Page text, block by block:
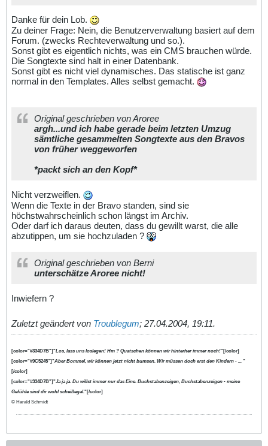
Danke für dein Lob.
Zu deiner Frage: Nein, die Benutzerverwaltung basiert auf dem
Forum. (zwecks Rechteverwaltung und so.).
Sonst gibt es eigentlich nichts, was ein CMS brauchen würde.
Die Songtexte sind halt in einer Datenbank.
Sonst gibt es nicht viel dynamisches. Das statische ist ganz
normal in den Templates. Alles selbst gemacht.
Original geschrieben von Aroree
argh...und ich habe gerade beim letzten Umzug
sämtliche gesammelten Songtexte aus den Bravos
von früher weggeworfen
*packt sich an den Kopf*
Nicht verzweiflen.
Wenn die Texte in der Bravo standen, sind sie
höchstwahrscheinlich schon längst im Archiv.
Oder darf ich daraus deuten, dass du gewillt warst, die alle
abzutippen, um sie hochzuladen ?
Original geschrieben von Berni
unterschätze Aroree nicht!
Inwiefern ?
Zuletzt geändert von Troublegum; 27.04.2004, 19:11.
[color="#334D7B"]"Los, lass uns loslegen! Hm ? Quatschen können wir hinterher immer noch!"[/color]
[color="#9C5245"]"Aber Bommel, wir können jetzt nicht bumsen. Wir müssen doch erst den Kindern - ... "
[/color]
[color="#334D7B"]"Ja ja ja. Du willst immer nur das Eine. Buchstabenzeigen, Buchstabenzeigen - meine
Gefühle sind dir wohl scheißegal."[/color]
© Harald Schmidt